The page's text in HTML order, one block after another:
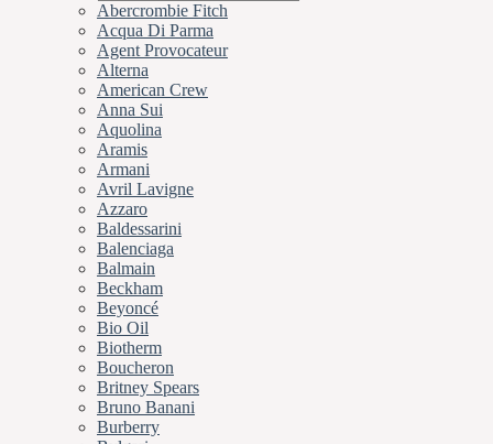
Abercrombie Fitch
Acqua Di Parma
Agent Provocateur
Alterna
American Crew
Anna Sui
Aquolina
Aramis
Armani
Avril Lavigne
Azzaro
Baldessarini
Balenciaga
Balmain
Beckham
Beyoncé
Bio Oil
Biotherm
Boucheron
Britney Spears
Bruno Banani
Burberry